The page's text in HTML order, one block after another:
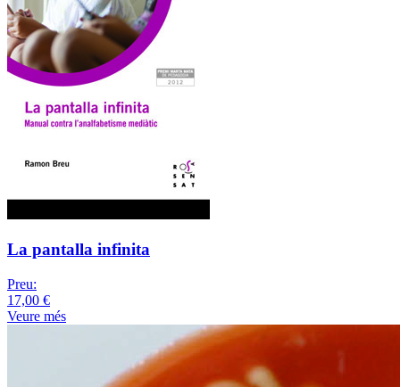
La pantalla infinita
Preu:
17,00 €
Veure més